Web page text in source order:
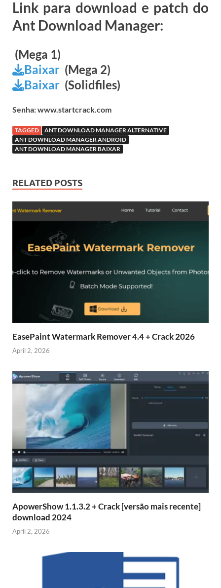
Link para download e patch do
Ant Download Manager:
(Mega 1)
Baixar (Mega 2)
Baixar (Solidfiles)
Senha: www.startcrack.com
TAGGED
ANT DOWNLOAD MANAGER ALTERNATIVE
ANT DOWNLOAD MANAGER ANDROID
ANT DOWNLOAD MANAGER BAIXAR
RELATED POSTS
EasePaint Watermark Remover 4.4 + Crack 2026
April 2, 2026
ApowerShow 1.1.3.2 + Crack [versão mais recente]
download 2024
April 2, 2026